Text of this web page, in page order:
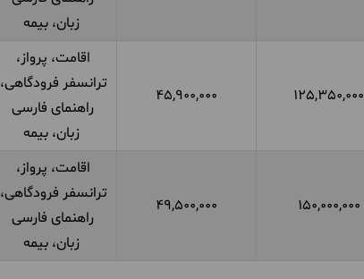
125,350,000
45,900,000
اقامت، پرواز،
ترانسفر فرودگاهی،
راهنمای فارسی
150,000,000
49,500,000
اقامت، پرواز،
ترانسفر فرودگاهی،
راهنمای فارسی